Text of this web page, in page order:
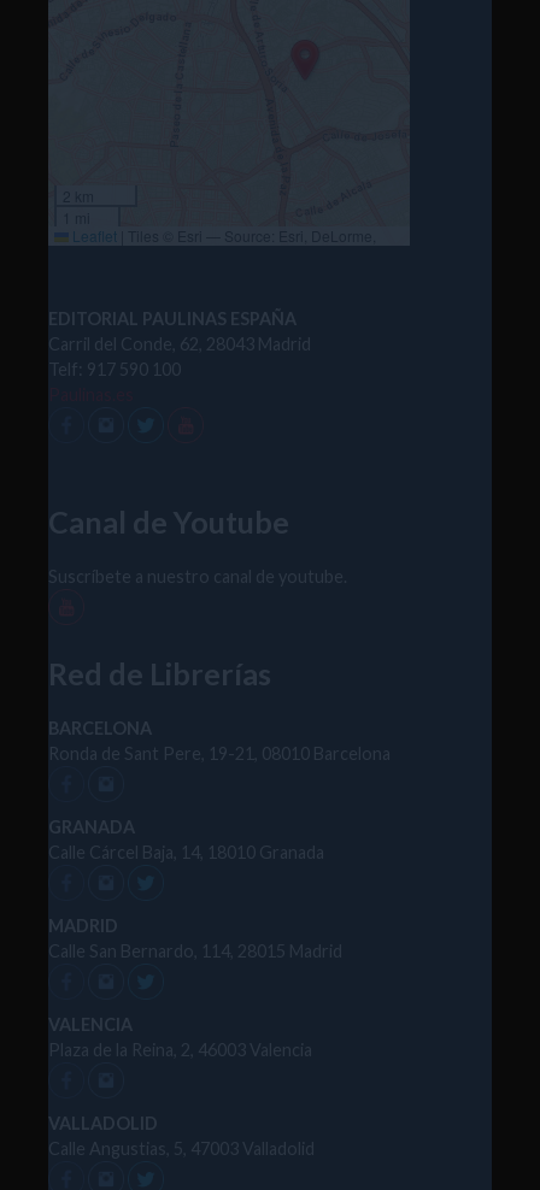
Leaflet
EDITORIAL PAULINAS ESPAÑA
Carril del Conde, 62, 28043 Madrid
Telf: 917 590 100
Canal de Youtube
Suscríbete a nuestro canal de youtube.
Red de Librerías
BARCELONA
Ronda de Sant Pere, 19-21, 08010 Barcelona
GRANADA
Calle Cárcel Baja, 14, 18010 Granada
MADRID
Calle San Bernardo, 114, 28015 Madrid
VALENCIA
Plaza de la Reina, 2, 46003 Valencia
VALLADOLID
Calle Angustias, 5, 47003 Valladolid